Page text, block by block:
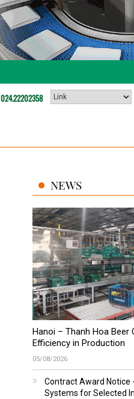
024.22202358
NEWS
Hanoi – Thanh Hoa Beer
Efficiency in Production
05/08/2026
Contract Award Notice
Systems for Selected